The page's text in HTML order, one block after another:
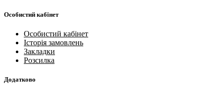
Особистий кабінет
Особистий кабінет
Історія замовлень
Закладки
Розсилка
Додатково